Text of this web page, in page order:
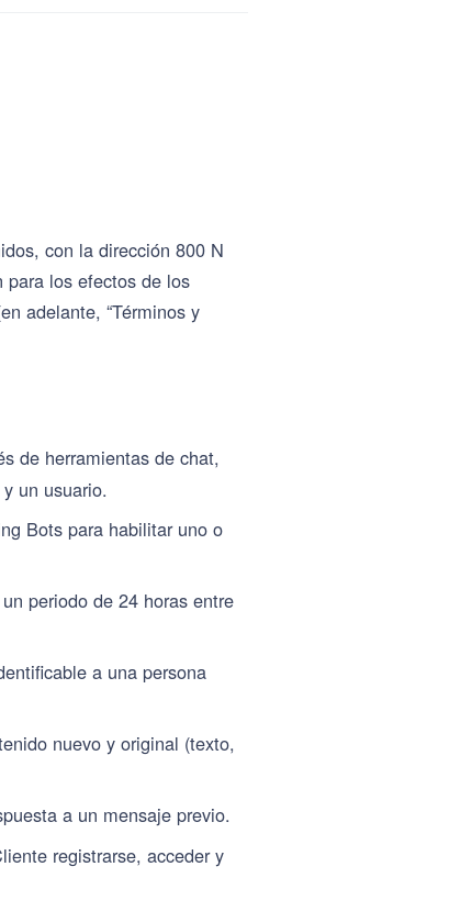
con la dirección 800 N
los efectos de los
adelante, “Términos y
de herramientas de chat,
un usuario.
Bots para habilitar uno o
periodo de 24 horas entre
a una persona
nuevo y original (texto,
a un mensaje previo.
registrarse, acceder y